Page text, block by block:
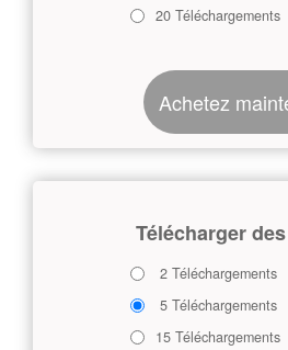
20 Téléchargements
Achetez
Télécharger
2 Téléchargements
5 Téléchargements
15 Téléchargements